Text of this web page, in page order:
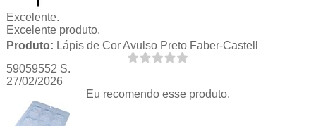
Excelente.
Excelente produto.
Produto: Lápis de Cor Avulso Preto Faber-Castell
59059552 S.
27/02/2026
Eu recomendo esse produto.